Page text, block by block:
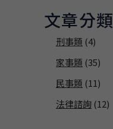
文章分類
刑事類 (4)
家事類 (35)
民事類 (11)
法律諮詢 (12)